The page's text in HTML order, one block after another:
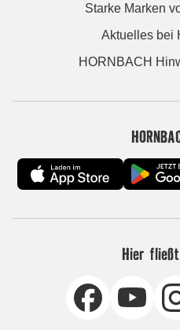
Starke Marken
Aktuelles bei
HORNBACH
Hier